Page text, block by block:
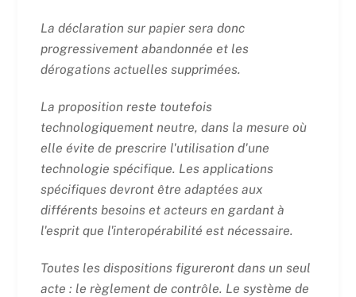
La déclaration sur papier sera donc
progressivement abandonnée et les
dérogations actuelles supprimées.
La proposition reste toutefois
technologiquement neutre, dans la mesure où
elle évite de prescrire l'utilisation d'une
technologie spécifique. Les applications
spécifiques devront être adaptées aux
différents besoins et acteurs en gardant à
l'esprit que l'interopérabilité est nécessaire.
Toutes les dispositions figureront dans un seul
acte : le règlement de contrôle. Le système de